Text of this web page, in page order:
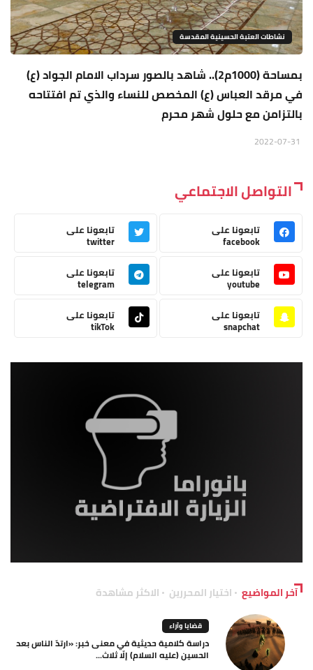
نشاطات العتبة الحسينية المقدسة
بمساحة (1000م2).. شاهد بالصور سرداب الامام الجواد (ع)
في مرقد العباس (ع) المخصص للنساء والذي تم افتتاحه
بالتزامن مع حلول شهر محرم
التواصل الاجتماعي
تابعونا على
facebook
تابعونا على
twitter
تابعونا على
youtube
تابعونا على
telegram
تابعونا على
snapchat
تابعونا على
tikTok
آخر المواضيع اختيار المحررين الاكثر مشاهدة
قضايا وآراء
دراسة كلامية حديثية في معنى خبر: «ارتدّ الناس بعد
الحسين (عليه السلام) إلّا ثلاث...